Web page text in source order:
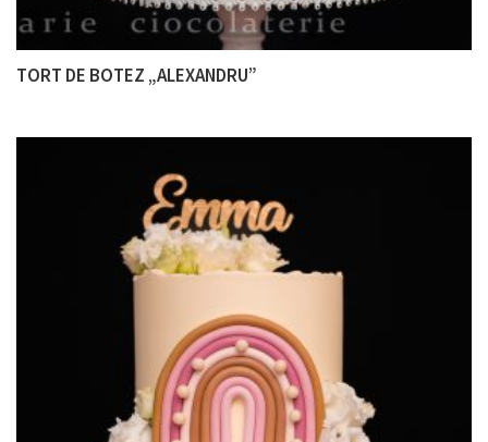
TORT DE BOTEZ „ALEXANDRU”